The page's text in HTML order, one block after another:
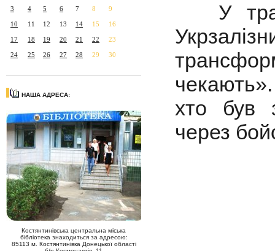
3 4 5 6 7 8 9
10 11 12 13 14 15 16
17 18 19 20 21 22 23
24 25 26 27 28 29 30
НАША АДРЕСА:
Костянтинівська центральна міська
бібліотека знаходиться за адресою:
85113 м. Костянтинівка Донецької області
У
хто був
через